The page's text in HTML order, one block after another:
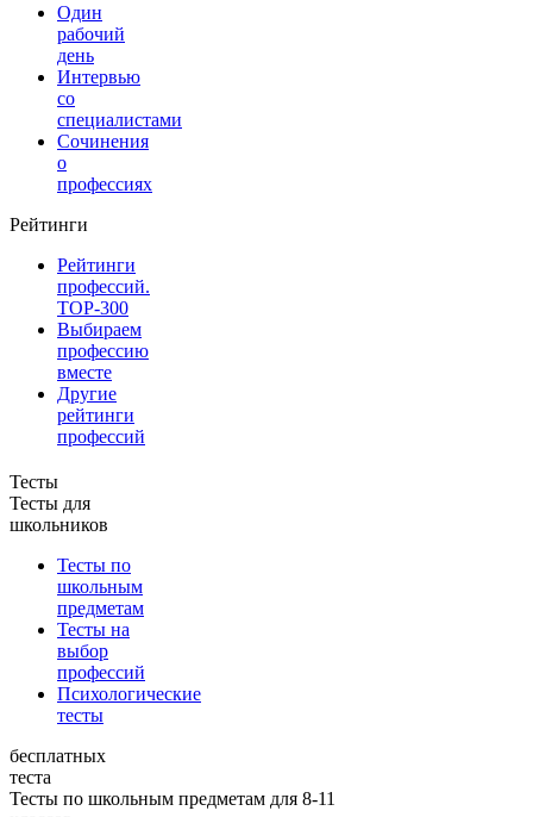
Один
рабочий
день
Интервью
со
специалистами
Сочинения
о
профессиях
Рейтинги
Рейтинги
профессий.
TOP-300
Выбираем
профессию
вместе
Другие
рейтинги
профессий
Тесты
Тесты для
школьников
Тесты по
школьным
предметам
Тесты на
выбор
профессий
Психологические
тесты
бесплатных
теста
Тесты по школьным предметам для 8-11